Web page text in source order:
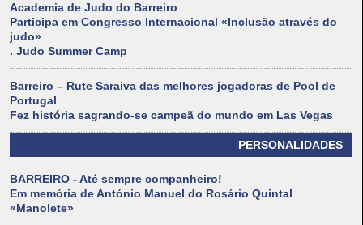
Academia de Judo do Barreiro
Participa em Congresso Internacional «Inclusão através do
judo»
. Judo Summer Camp
Barreiro – Rute Saraiva das melhores jogadoras de Pool de
Portugal
Fez história sagrando-se campeã do mundo em Las Vegas
PERSONALIDADES
BARREIRO - Até sempre companheiro!
Em memória de António Manuel do Rosário Quintal
«Manolete»